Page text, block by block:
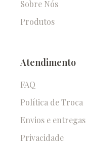
Sobre Nós
Produtos
Atendimento
FAQ
Política de Troca
Envios e entregas
Privacidade